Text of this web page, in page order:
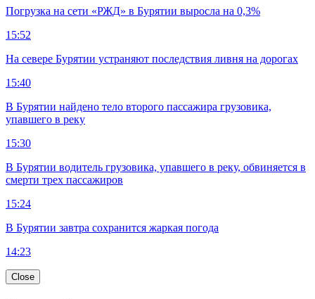
Погрузка на сети «РЖД» в Бурятии выросла на 0,3%
15:52
На севере Бурятии устраняют последствия ливня на дорогах
15:40
В Бурятии найдено тело второго пассажира грузовика,
упавшего в реку
15:30
В Бурятии водитель грузовика, упавшего в реку, обвиняется в
смерти трех пассажиров
15:24
В Бурятии завтра сохранится жаркая погода
14:23
Close